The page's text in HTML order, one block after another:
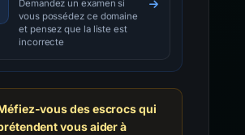
Demandez un examen si
vous possédez ce domaine
et pensez que la liste est
incorrecte
vous des escrocs qui
vous aider à